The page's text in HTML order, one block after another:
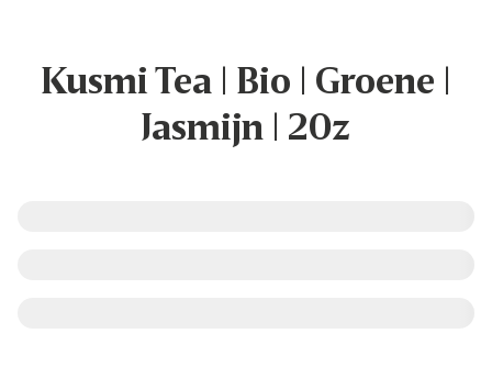
Kusmi Tea | Bio | Groene |
Jasmijn | 20z